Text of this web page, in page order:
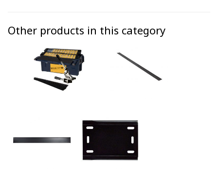
Other products in this category